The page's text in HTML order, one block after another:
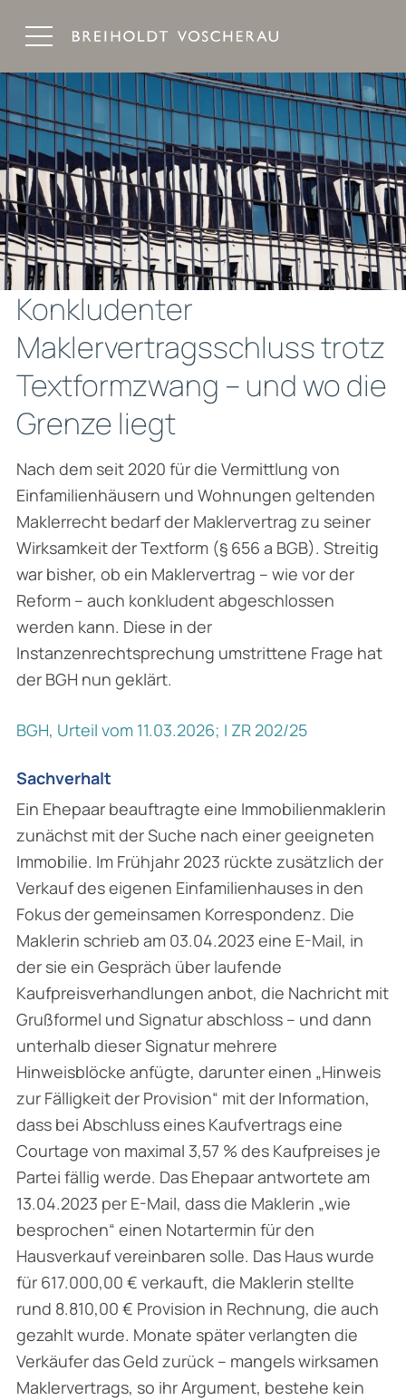
Konkludenter
Maklervertragsschluss trotz
Textformzwang – und wo die
Grenze liegt
Nach dem seit 2020 für die Vermittlung von
Einfamilienhäusern und Wohnungen geltenden
Maklerrecht bedarf der Maklervertrag zu seiner
Wirksamkeit der Textform (§ 656 a BGB). Streitig
war bisher, ob ein Maklervertrag – wie vor der
Reform – auch konkludent abgeschlossen
werden kann. Diese in der
Instanzenrechtsprechung umstrittene Frage hat
der BGH nun geklärt.
BGH, Urteil vom 11.03.2026; I ZR 202/25
Sachverhalt
Ein Ehepaar beauftragte eine Immobilienmaklerin
zunächst mit der Suche nach einer geeigneten
Immobilie. Im Frühjahr 2023 rückte zusätzlich der
Verkauf des eigenen Einfamilienhauses in den
Fokus der gemeinsamen Korrespondenz. Die
Maklerin schrieb am 03.04.2023 eine E-Mail, in
der sie ein Gespräch über laufende
Kaufpreisverhandlungen anbot, die Nachricht mit
Grußformel und Signatur abschloss – und dann
unterhalb dieser Signatur mehrere
Hinweisblöcke anfügte, darunter einen „Hinweis
zur Fälligkeit der Provision“ mit der Information,
dass bei Abschluss eines Kaufvertrags eine
Courtage von maximal 3,57 % des Kaufpreises je
Partei fällig werde. Das Ehepaar antwortete am
13.04.2023 per E-Mail, dass die Maklerin „wie
besprochen“ einen Notartermin für den
Hausverkauf vereinbaren solle. Das Haus wurde
für 617.000,00 € verkauft, die Maklerin stellte
rund 8.810,00 € Provision in Rechnung, die auch
gezahlt wurde. Monate später verlangten die
Verkäufer das Geld zurück – mangels wirksamen
Maklervertrags, so ihr Argument, bestehe kein